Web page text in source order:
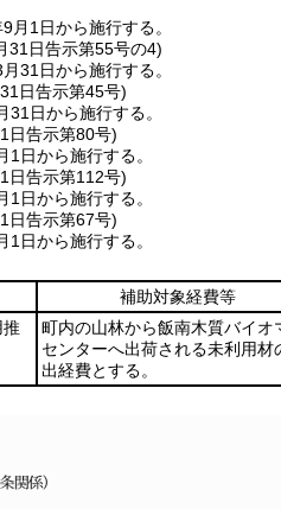
月1日から施行する。
31日告示第55号の4)
31日から施行する。
日告示第45号)
31日から施行する。
日告示第80号)
1日から施行する。
日告示第112号)
1日から施行する。
日告示第67号)
1日から施行する。
補助対象経費等
町内の山林から飯南木質バイオ
センターへ出荷される未利用材
出経費とする。